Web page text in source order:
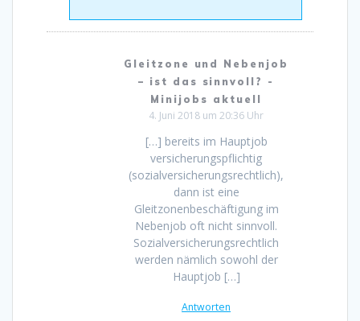
Gleitzone und Nebenjob
– ist das sinnvoll? -
Minijobs aktuell
4. Juni 2018 um 20:36 Uhr
[…] bereits im Hauptjob
versicherungspflichtig
(sozialversicherungsrechtlich),
dann ist eine
Gleitzonenbeschäftigung im
Nebenjob oft nicht sinnvoll.
Sozialversicherungsrechtlich
werden nämlich sowohl der
Hauptjob […]
Antworten